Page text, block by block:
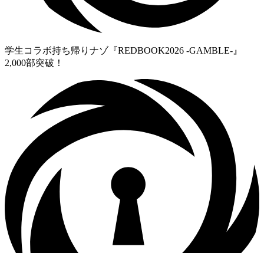
学生コラボ持ち帰りナゾ『REDBOOK2026 -GAMBLE-』
2,000部突破！